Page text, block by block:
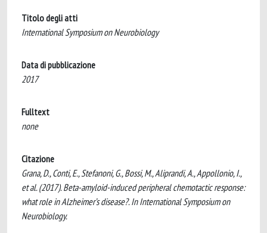
Titolo degli atti
International Symposium on Neurobiology
Data di pubblicazione
2017
Fulltext
none
Citazione
Grana, D., Conti, E., Stefanoni, G., Bossi, M., Aliprandi, A., Appollonio, I.,
et al. (2017). Beta-amyloid-induced peripheral chemotactic response:
what role in Alzheimer’s disease?. In International Symposium on
Neurobiology.